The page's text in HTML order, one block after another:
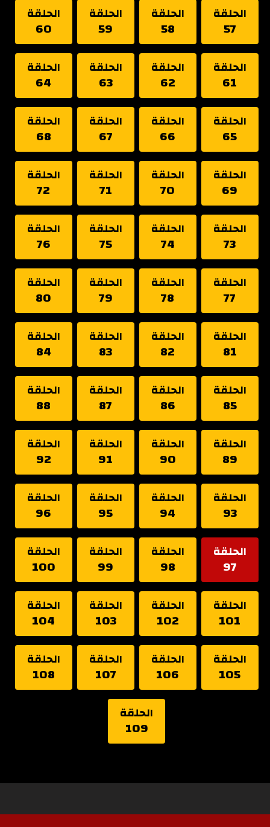
الحلقة
57
الحلقة
58
الحلقة
59
الحلقة
60
الحلقة
61
الحلقة
62
الحلقة
63
الحلقة
64
الحلقة
65
الحلقة
66
الحلقة
67
الحلقة
68
الحلقة
69
الحلقة
70
الحلقة
71
الحلقة
72
الحلقة
73
الحلقة
74
الحلقة
75
الحلقة
76
الحلقة
77
الحلقة
78
الحلقة
79
الحلقة
80
الحلقة
81
الحلقة
82
الحلقة
83
الحلقة
84
الحلقة
85
الحلقة
86
الحلقة
87
الحلقة
88
الحلقة
89
الحلقة
90
الحلقة
91
الحلقة
92
الحلقة
93
الحلقة
94
الحلقة
95
الحلقة
96
الحلقة
97
الحلقة
98
الحلقة
99
الحلقة
100
الحلقة
101
الحلقة
102
الحلقة
103
الحلقة
104
الحلقة
105
الحلقة
106
الحلقة
107
الحلقة
108
الحلقة
109